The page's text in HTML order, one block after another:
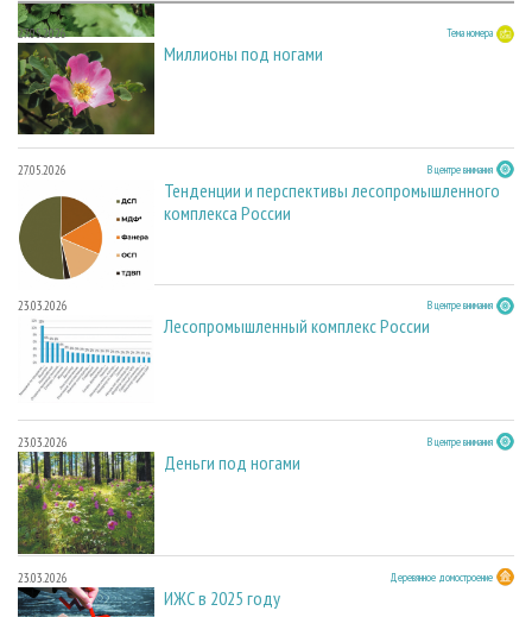
27.05.2026 Тема номера
Миллионы под ногами
27.05.2026 В центре внимания
Тенденции и перспективы лесопромышленного
комплекса России
23.03.2026 В центре внимания
Лесопромышленный комплекс России
23.03.2026 В центре внимания
Деньги под ногами
23.03.2026 Деревянное домостроение
ИЖС в 2025 году